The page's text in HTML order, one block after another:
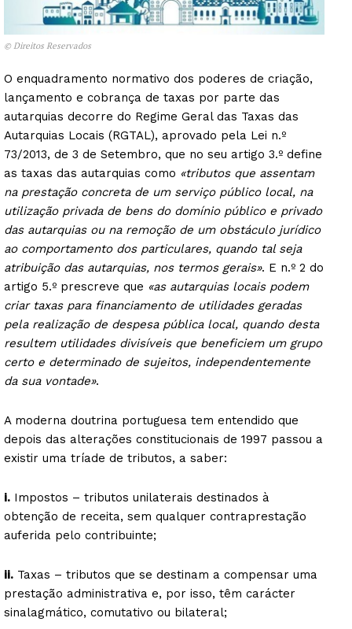
© Direitos Reservados
O enquadramento normativo dos poderes de criação,
lançamento e cobrança de taxas por parte das
autarquias decorre do Regime Geral das Taxas das
Autarquias Locais (RGTAL), aprovado pela Lei n.º
73/2013, de 3 de Setembro, que no seu artigo 3.º define
as taxas das autarquias como «tributos que assentam
na prestação concreta de um serviço público local, na
utilização privada de bens do domínio público e privado
das autarquias ou na remoção de um obstáculo jurídico
ao comportamento dos particulares, quando tal seja
atribuição das autarquias, nos termos gerais». E n.º 2 do
artigo 5.º prescreve que «as autarquias locais podem
criar taxas para financiamento de utilidades geradas
pela realização de despesa pública local, quando desta
resultem utilidades divisíveis que beneficiem um grupo
certo e determinado de sujeitos, independentemente
da sua vontade».
A moderna doutrina portuguesa tem entendido que
depois das alterações constitucionais de 1997 passou a
existir uma tríade de tributos, a saber:
i. Impostos – tributos unilaterais destinados à
obtenção de receita, sem qualquer contraprestação
auferida pelo contribuinte;
ii. Taxas – tributos que se destinam a compensar uma
prestação administrativa e, por isso, têm carácter
sinalagmático, comutativo ou bilateral;